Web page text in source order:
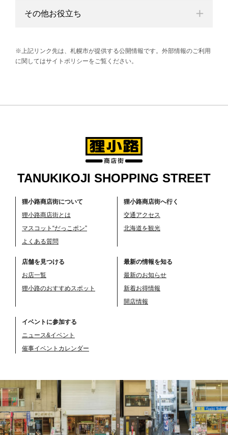
その他お役立ち
※上記リンク先は、札幌市が提供する公開情報です。外部情報のご利用
に関してはサイトポリシーをご覧ください。
TANUKIKOJI SHOPPING STREET
狸小路商店街について
狸小路商店街とは
マスコット“だっこポン”
よくある質問
狸小路商店街へ行く
交通アクセス
北海道を観光
店舗を見つける
お店一覧
狸小路のおすすめスポット
最新の情報を知る
最新のお知らせ
新着お得情報
開店情報
イベントに参加する
ニュース&イベント
催事イベントカレンダー